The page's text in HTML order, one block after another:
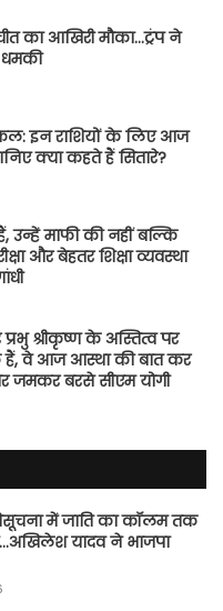
का आखिरी मौका…ट्रंप ने
धमकी
इन राशियों के लिए आज
क्या कहते हैं सितारे?
उन्हें माफी की नहीं बल्कि
और बेहतर शिक्षा व्यवस्था
प्रभु श्रीकृष्ण के अस्तित्व पर
हैं, वे आज आस्था की बात कर
जमकर बरसे सीएम योगी
में जाति का कॉलम तक
यादव ने भाजपा